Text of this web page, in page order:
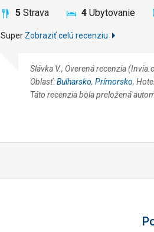
5 Strava 4 Ubytovanie
Super Zobraziť celú recenziu
Slávka V., Overená recenzia
Oblasť:Bulharsko, Prímorsko,
Táto recenzia bola preložená